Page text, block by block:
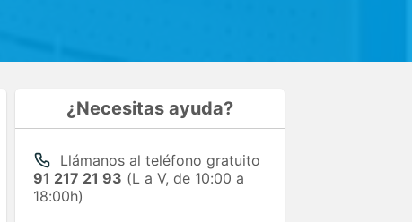
¿Necesitas ayuda?
Llámanos al teléfono gratuito
91 217 21 93 (L a V, de 10:00 a
18:00h)